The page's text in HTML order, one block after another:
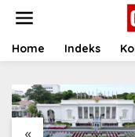
t
Home Indeks
«